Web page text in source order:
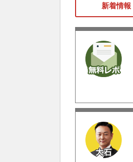
新着情報